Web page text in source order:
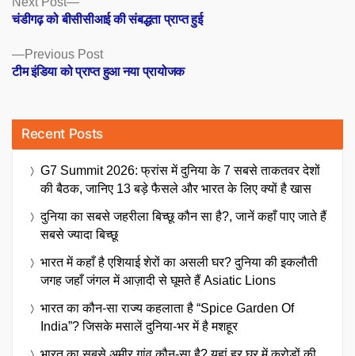
navigation
Previous PostPrevious
post:
टीम इंडिया को प्राप्त हुआ नया प्रायोजक
post:
चंडीगढ़ को बीसीसीआई की संबद्धता प्राप्त हुई
Recent Posts
G7 Summit 2026: फ्रांस में दुनिया के 7 सबसे ताकतवर देशों
की बैठक, जानिए 13 बड़े फैसले और भारत के लिए क्यों है खास
दुनिया का सबसे जहरीला बिच्छू कौन सा है?, जानें कहाँ पाए जाते हैं
सबसे ज्यादा बिच्छू
भारत में कहाँ है एशियाई शेरों का असली घर? दुनिया की इकलौती
जगह जहाँ जंगल में आज़ादी से घूमते हैं Asiatic Lions
भारत का कौन-सा राज्य कहलाता है “Spice Garden Of
India”? जिसके मसालें दुनिया-भर में है मशहूर